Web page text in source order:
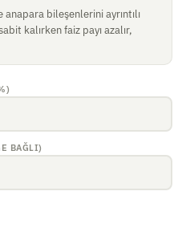
anapara bileşenlerini ayrıntılı
kalırken faiz payı azalır,
BAĞLI)